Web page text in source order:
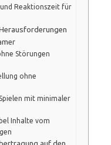
Reaktionszeit für
Störungen
ohne
mit minimaler
Inhalte vom